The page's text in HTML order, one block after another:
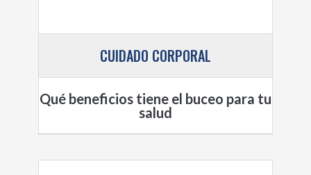
CUIDADO CORPORAL
Qué beneficios tiene el buceo para tu
salud